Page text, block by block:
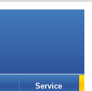
Service